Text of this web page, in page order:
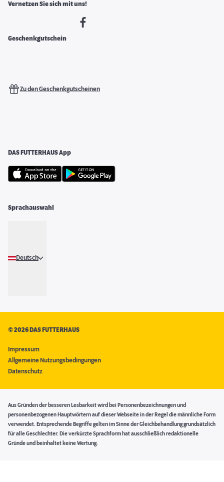
Vernetzen Sie sich mit uns!
Geschenkgutschein
Zu den Geschenkgutscheinen
DAS FUTTERHAUS App
Sprachauswahl
Deutsch
©2026 DAS FUTTERHAUS
Impressum
Allgemeine Nutzungsbedingungen
Datenschutz
Aus Gründen der besseren Lesbarkeit wird bei Personenbezeichnungen und
personenbezogenen Hauptwörtern auf dieser Webseite in der Regel die männliche Form
verwendet. Entsprechende Begriffe gelten im Sinne der Gleichbehandlung grundsätzlich
für alle Geschlechter. Die verkürzte Sprachform hat ausschließlich redaktionelle
Gründe und beinhaltet keine Wertung.